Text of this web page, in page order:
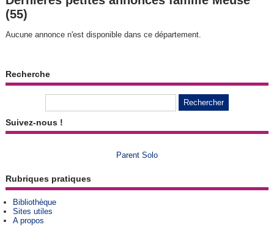
(55)
Aucune annonce n'est disponible dans ce département.
Recherche
Suivez-nous !
Parent Solo
Rubriques pratiques
Bibliothèque
Sites utiles
A propos